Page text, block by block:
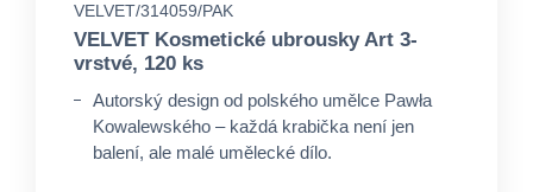
VELVET/314059/PAK
VELVET Kosmetické ubrousky Art 3-
vrstvé, 120 ks
Autorský design od polského umělce Pawła
Kowalewského – každá krabička není jen
balení, ale malé umělecké dílo.